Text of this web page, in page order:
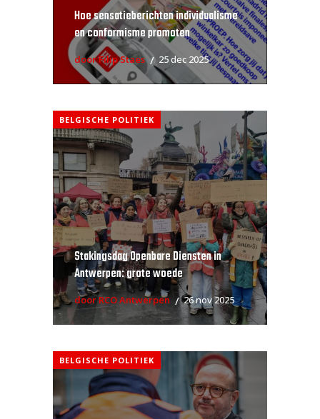
Hoe sensatieberichten individualisme
en conformisme promoten
door Filip Staes 25 dec 2025
BELGISCHE POLITIEK
Stakingsdag Openbare Diensten in
Antwerpen: grote woede
door RCO Antwerpen 26 nov 2025
BELGISCHE POLITIEK